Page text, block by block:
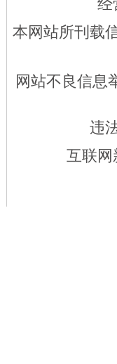
经
本网站所刊载
网站不良信息
违
互联网